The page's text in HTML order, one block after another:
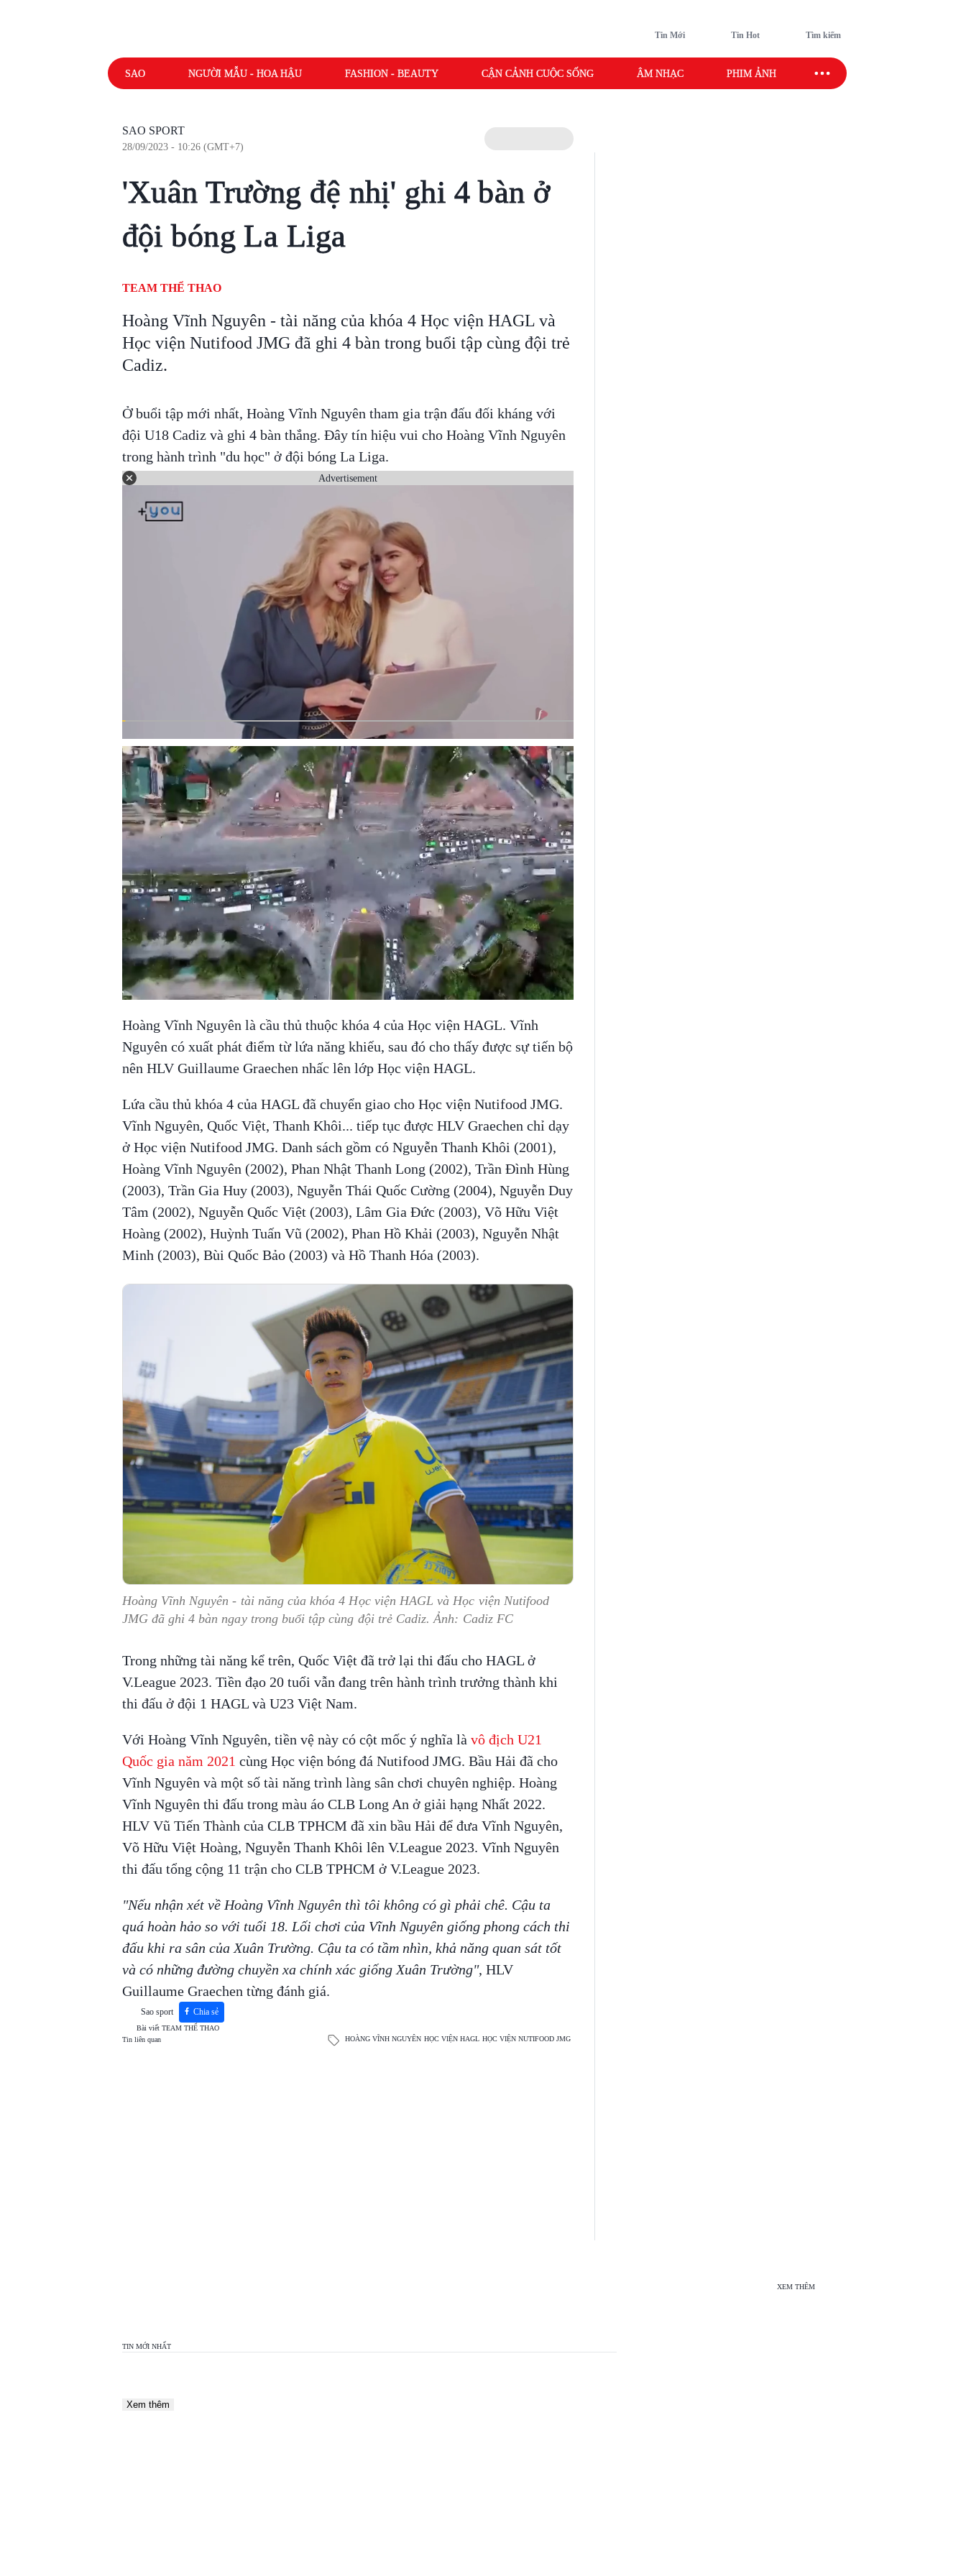
Tin Mới Tin Hot Tìm kiếm
SAO NGƯỜI MẪU - HOA HẬU FASHION - BEAUTY CẬN CẢNH CUỘC SỐNG ÂM NHẠC PHIM ẢNH SAO SPORT
SAO SPORT
28/09/2023 - 10:26 (GMT+7)
'Xuân Trường đệ nhị' ghi 4 bàn ở
đội bóng La Liga
TEAM THỂ THAO
Hoàng Vĩnh Nguyên - tài năng của khóa 4 Học viện HAGL và
Học viện Nutifood JMG đã ghi 4 bàn trong buổi tập cùng đội trẻ
Cadiz.
Ở buổi tập mới nhất, Hoàng Vĩnh Nguyên tham gia trận đấu đối kháng với
đội U18 Cadiz và ghi 4 bàn thắng. Đây tín hiệu vui cho Hoàng Vĩnh Nguyên
trong hành trình "du học" ở đội bóng La Liga.
Advertisement
Hoàng Vĩnh Nguyên là cầu thủ thuộc khóa 4 của Học viện HAGL. Vĩnh
Nguyên có xuất phát điểm từ lứa năng khiếu, sau đó cho thấy được sự tiến bộ
nên HLV Guillaume Graechen nhấc lên lớp Học viện HAGL.
Lứa cầu thủ khóa 4 của HAGL đã chuyển giao cho Học viện Nutifood JMG.
Vĩnh Nguyên, Quốc Việt, Thanh Khôi... tiếp tục được HLV Graechen chỉ dạy
ở Học viện Nutifood JMG. Danh sách gồm có Nguyễn Thanh Khôi (2001),
Hoàng Vĩnh Nguyên (2002), Phan Nhật Thanh Long (2002), Trần Đình Hùng
(2003), Trần Gia Huy (2003), Nguyễn Thái Quốc Cường (2004), Nguyễn Duy
Tâm (2002), Nguyễn Quốc Việt (2003), Lâm Gia Đức (2003), Võ Hữu Việt
Hoàng (2002), Huỳnh Tuấn Vũ (2002), Phan Hồ Khải (2003), Nguyễn Nhật
Minh (2003), Bùi Quốc Bảo (2003) và Hồ Thanh Hóa (2003).
Hoàng Vĩnh Nguyên - tài năng của khóa 4 Học viện HAGL và Học viện Nutifood
JMG đã ghi 4 bàn ngay trong buổi tập cùng đội trẻ Cadiz. Ảnh: Cadiz FC
Trong những tài năng kể trên, Quốc Việt đã trở lại thi đấu cho HAGL ở
V.League 2023. Tiền đạo 20 tuổi vẫn đang trên hành trình trưởng thành khi
thi đấu ở đội 1 HAGL và U23 Việt Nam.
Với Hoàng Vĩnh Nguyên, tiền vệ này có cột mốc ý nghĩa là vô địch U21
Quốc gia năm 2021 cùng Học viện bóng đá Nutifood JMG. Bầu Hải đã cho
Vĩnh Nguyên và một số tài năng trình làng sân chơi chuyên nghiệp. Hoàng
Vĩnh Nguyên thi đấu trong màu áo CLB Long An ở giải hạng Nhất 2022.
HLV Vũ Tiến Thành của CLB TPHCM đã xin bầu Hải để đưa Vĩnh Nguyên,
Võ Hữu Việt Hoàng, Nguyễn Thanh Khôi lên V.League 2023. Vĩnh Nguyên
thi đấu tổng cộng 11 trận cho CLB TPHCM ở V.League 2023.
"Nếu nhận xét về Hoàng Vĩnh Nguyên thì tôi không có gì phải chê. Cậu ta
quá hoàn hảo so với tuổi 18. Lối chơi của Vĩnh Nguyên giống phong cách thi
đấu khi ra sân của Xuân Trường. Cậu ta có tầm nhìn, khả năng quan sát tốt
và có những đường chuyền xa chính xác giống Xuân Trường", HLV
Guillaume Graechen từng đánh giá.
Sao sport Chia sẻ
Bài viết TEAM THỂ THAO
Tin liên quan
HOÀNG VĨNH NGUYÊN HỌC VIỆN HAGL HỌC VIỆN NUTIFOOD JMG
XEM THÊM
TIN MỚI NHẤT
Xem thêm